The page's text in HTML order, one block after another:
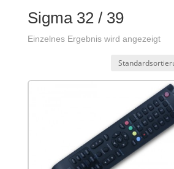
Sigma 32 / 39
Einzelnes Ergebnis wird angezeigt